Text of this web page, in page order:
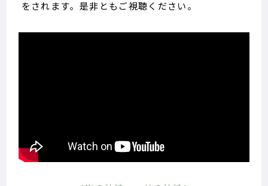
をされます。是非ともご視聴ください。